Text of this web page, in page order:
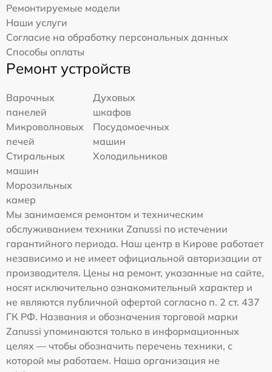
Ремонтируемые модели
Наши услуги
Согласие на обработку персональных данных
Способы оплаты
Ремонт устройств
Варочных
панелей
Духовых
шкафов
Микроволновых
печей
Посудомоечных
машин
Стиральных
машин
Холодильников
Морозильных
камер
Мы занимаемся ремонтом и техническим
обслуживанием техники Zanussi по истечении
гарантийного периода. Наш центр в Кирове работает
независимо и не имеет официальной авторизации от
производителя. Цены на ремонт, указанные на сайте,
носят исключительно ознакомительный характер и
не являются публичной офертой согласно п. 2 ст. 437
ГК РФ. Названия и обозначения торговой марки
Zanussi упоминаются только в информационных
целях — чтобы обозначить перечень техники, с
которой мы работаем. Наша организация не